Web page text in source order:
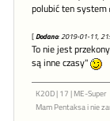
polubić ten system
[Dodano: 2019-01-11,
To nie jest
są inne czasy"
K20D | 17 | ME-Super
Mam Pentaksa i nie